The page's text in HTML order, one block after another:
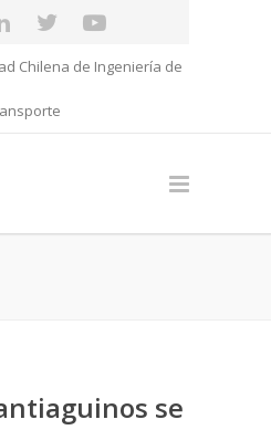
Chilena de Ingeniería de
se